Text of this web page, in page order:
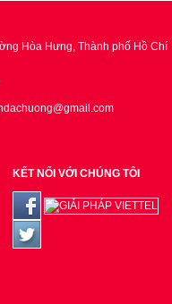
Hòa Hưng, Thành phố Hồ Chí
KẾT NỐI VỚI CHÚNG TÔI